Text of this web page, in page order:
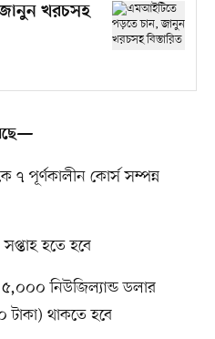
খরচসহ
৭ পূর্ণকালীন কোর্স সম্পন্ন
হতে হবে
নিউজিল্যান্ড ডলার
থাকতে হবে